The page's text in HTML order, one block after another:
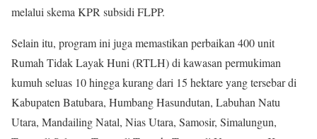
melalui skema KPR subsidi FLPP.
Selain itu, program ini juga memastikan perbaikan 400 unit
Rumah Tidak Layak Huni (RTLH) di kawasan permukiman
kumuh seluas 10 hingga kurang dari 15 hektare yang tersebar di
Kabupaten Batubara, Humbang Hasundutan, Labuhan Natu
Utara, Mandailing Natal, Nias Utara, Samosir, Simalungun,